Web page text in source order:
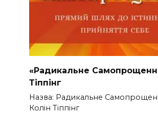
«Радикальне
Тіппінг
Назва: Радикальне
Колін Тіппінг